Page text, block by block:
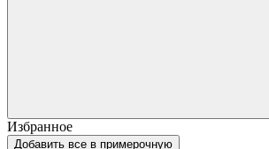
Избранное
Добавить все в примерочную